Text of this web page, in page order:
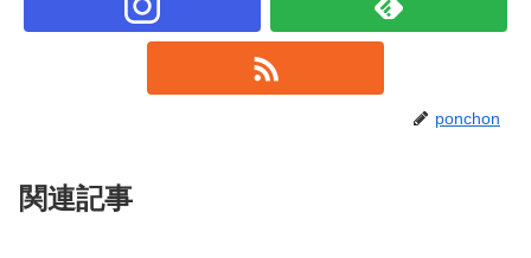
ponchon
関連記事